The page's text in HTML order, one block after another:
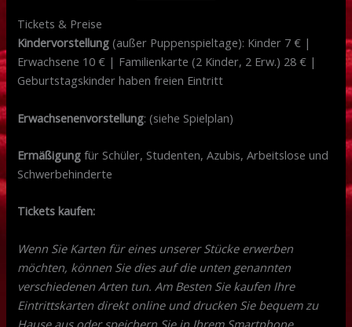
Tickets & Preise
Kindervorstellung (außer Puppenspieltage): Kinder 7 € |
Erwachsene 10 € | Familienkarte (2 Kinder, 2 Erw.) 28 € |
Geburtstagskinder haben freien Eintritt
Erwachsenenvorstellung: (siehe Spielplan)
Ermäßigung für Schüler, Studenten, Azubis, Arbeitslose und
Schwerbehinderte
Tickets kaufen:
Wenn Sie Karten für eines unserer Stücke erwerben
möchten, können Sie dies auf die unten genannten
verschiedenen Arten tun. Am Besten Sie kaufen Ihre
Eintrittskarten direkt online und drucken Sie bequem zu
Hause aus oder speichern Sie in Ihrem Smartphone.